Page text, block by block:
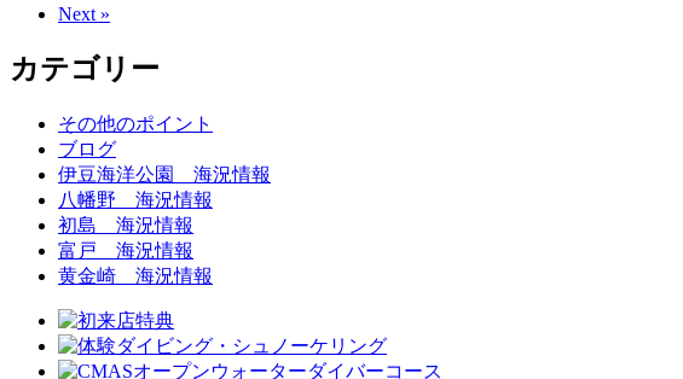
Next »
カテゴリー
その他のポイント
ブログ
伊豆海洋公園 海況情報
八幡野 海況情報
初島 海況情報
富戸 海況情報
黄金崎 海況情報